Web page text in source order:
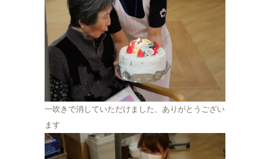
一吹きで消していただけました、ありがとうござい
ます